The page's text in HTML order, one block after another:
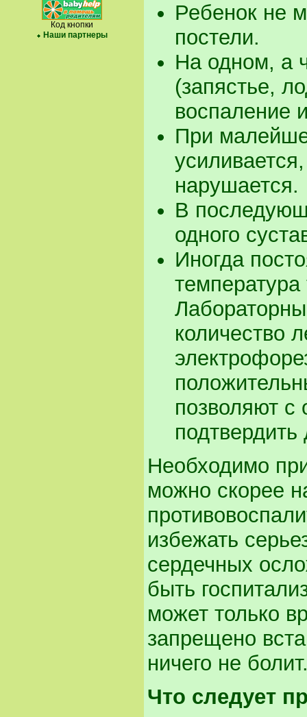
Код кнопки
Наши партнеры
Ребенок не
постели.
На одном, а
(запястье,
воспаление
При
нарушается.
В
одного
Иногда
количество
позволяют с
подтвердить
Необходимо
можно скорее
избежать
сердечных
быть
может только
запрещено
ничего не
Что следует